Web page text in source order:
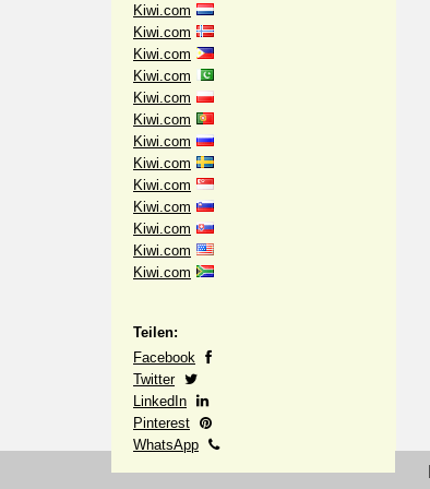
Kiwi.com
Kiwi.com
Kiwi.com
Kiwi.com
Kiwi.com
Kiwi.com
Kiwi.com
Kiwi.com
Kiwi.com
Kiwi.com
Kiwi.com
Kiwi.com
Kiwi.com
Teilen:
Facebook
Twitter
LinkedIn
Pinterest
WhatsApp